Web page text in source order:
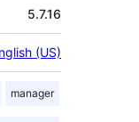
5.7.16
(US)
manager